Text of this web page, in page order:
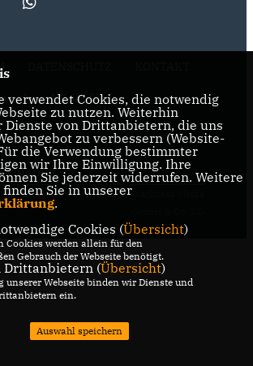
Coesfeld
Realisation: Sharkness Media
verwendet Cookies, die notwendig
zu nutzen. Weiterhin
Dienste von Drittanbietern, die uns
zu verbessern (Website-
die Verwendung bestimmter
wir Ihre Einwilligung. Ihre
Sie jederzeit widerrufen. Weitere
Sie in unserer
.
Cookies (Übersicht)
Cookies werden allein für den
Gebrauch der Webseite benötigt.
Drittanbietern (Übersicht)
unserer Webseite binden wir Dienste und
ein.
Auswahl speichern